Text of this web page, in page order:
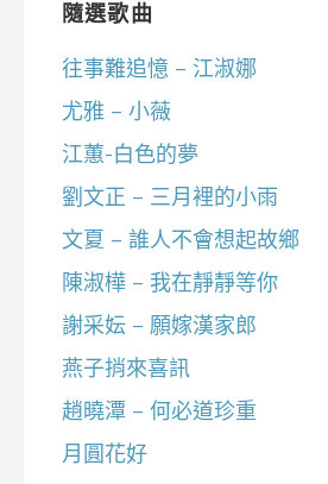
隨選歌曲
往事難追憶 – 江淑娜
尤雅 – 小薇
江蕙-白色的夢
劉文正 – 三月裡的小雨
文夏 – 誰人不會想起故鄉
陳淑樺 – 我在靜靜等你
謝采妘 – 願嫁漢家郎
燕子捎來喜訊
趙曉潭 – 何必道珍重
月圓花好